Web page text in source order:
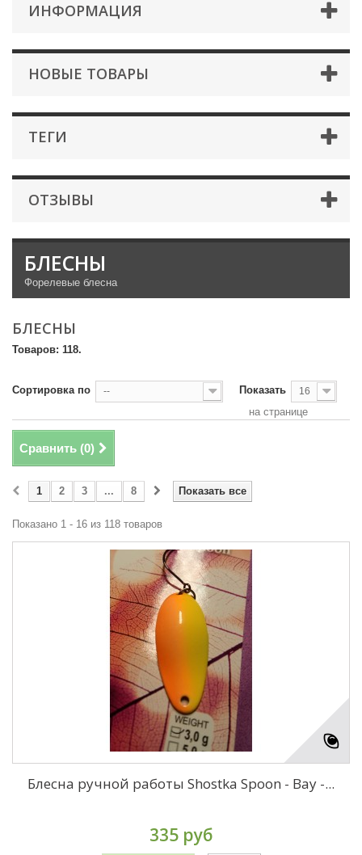
ИНФОРМАЦИЯ
НОВЫЕ ТОВАРЫ
ТЕГИ
ОТЗЫВЫ
БЛЕСНЫ
Форелевые блесна
БЛЕСНЫ
Товаров: 118.
Сортировка по -- Показать 16
на странице
Сравнить (0)
Показать все
1 2 3 ... 8
Показано 1 - 16 из 118 товаров
Блесна ручной работы Shostka Spoon - Bay -...
335 руб